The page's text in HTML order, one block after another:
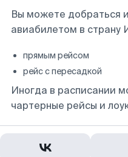
Вы можете добраться
авиабилетом в страну
прямым рейсом
рейс с пересадкой
Иногда в расписании
чартерные рейсы и